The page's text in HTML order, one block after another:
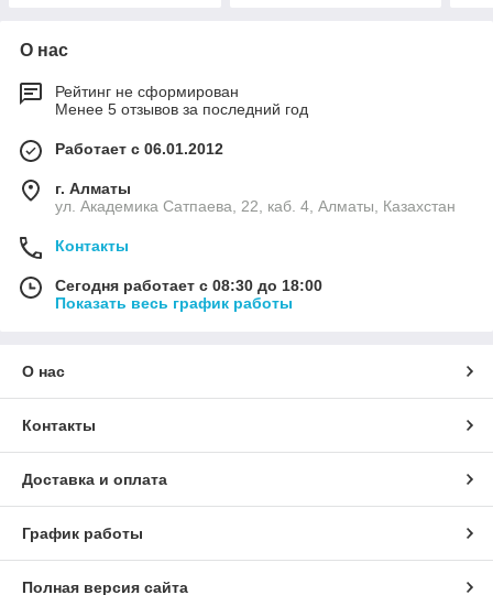
О нас
Рейтинг не сформирован
Менее 5 отзывов за последний год
Работает с 06.01.2012
г. Алматы
ул. Академика Сатпаева, 22, каб. 4, Алматы, Казахстан
Контакты
Сегодня работает с 08:30 до 18:00
Показать весь график работы
О нас
Контакты
Доставка и оплата
График работы
Полная версия сайта